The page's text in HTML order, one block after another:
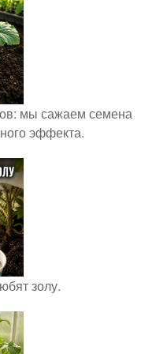
мы сажаем семена
эффекта.
золу.